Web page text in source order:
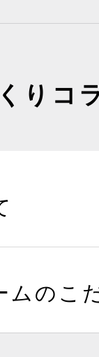
りコ
ムのこ